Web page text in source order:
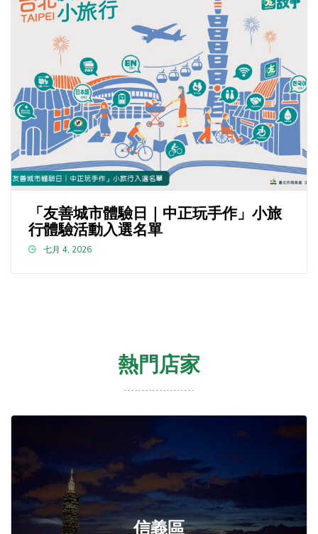
「友善城市體驗日｜中正玩手作」小旅
行體驗活動入選名單
七月 4, 2026
熱門店家
信義區